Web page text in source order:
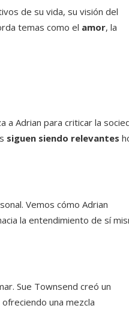
de su vida, su visión del
temas como el amor, la
a Adrian para criticar la
siguen siendo relevantes
Vemos cómo Adrian
la entendimiento de sí
Sue Townsend creó un
una mezcla